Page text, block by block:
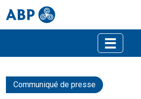
Communiqué de presse